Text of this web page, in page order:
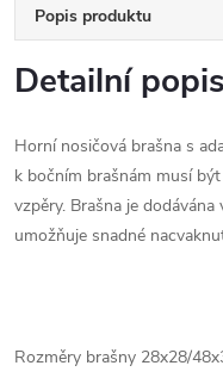
Popis produktu
Detailní
Horní nosičová brašna s
k bočním brašnám musí
vzpěry. Brašna je
umožňuje snadné
Rozměry brašny 28x28/